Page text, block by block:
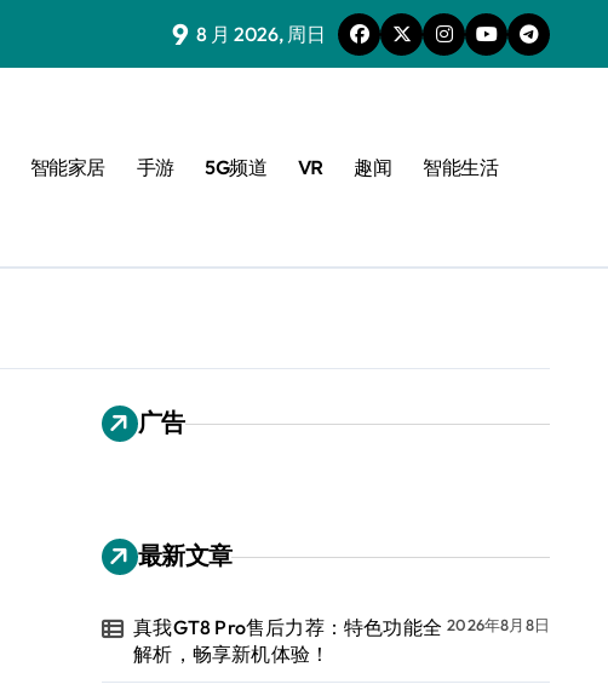
9 8 月 2026, 周日
智能家居 手游 5G频道 VR 趣闻 智能生活
广告
最新文章
真我GT8 Pro售后力荐：特色功能全
解析，畅享新机体验！
2026年8月8日